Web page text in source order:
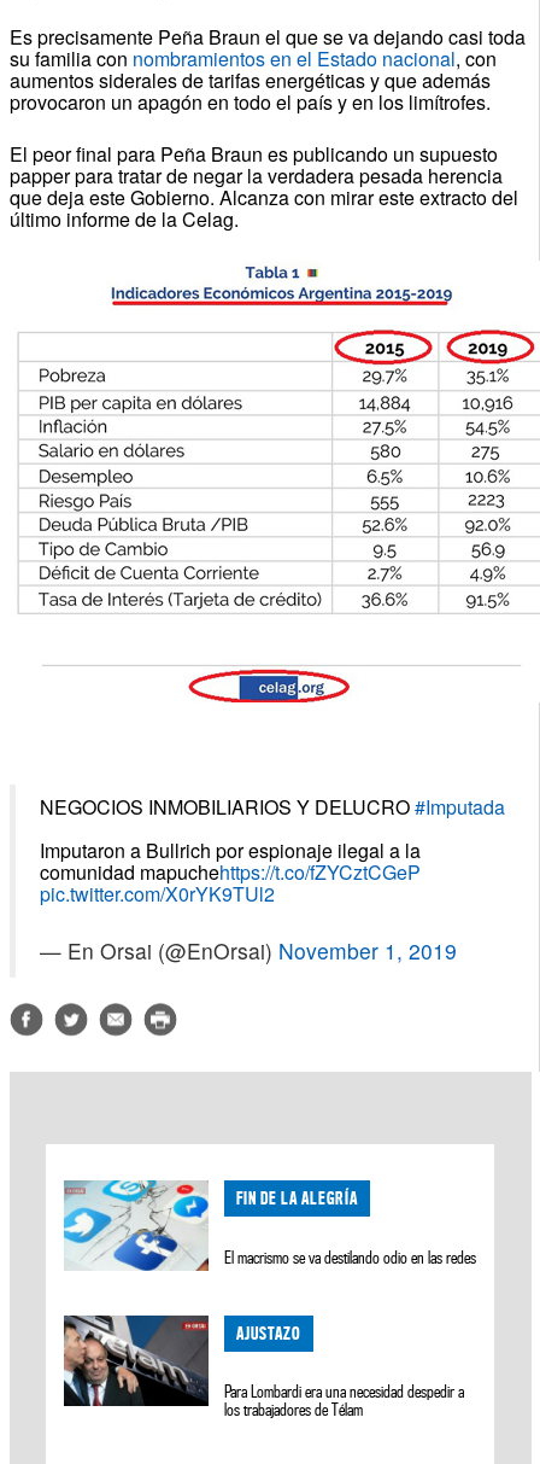
Es precisamente Peña Braun el que se va dejando casi toda
su familia con nombramientos en el Estado nacional, con
aumentos siderales de tarifas energéticas y que además
provocaron un apagón en todo el país y en los limítrofes.
El peor final para Peña Braun es publicando un supuesto
papper para tratar de negar la verdadera pesada herencia
que deja este Gobierno. Alcanza con mirar este extracto del
último informe de la Celag.
NEGOCIOS INMOBILIARIOS Y DELUCRO#Imputada
Imputaron a Bullrich por espionaje ilegal a la
comunidad mapuchehttps://t.co/fZYCztCGeP
pic.twitter.com/X0rYK9TUl2
— En Orsai (@EnOrsai) November 1, 2019
FIN DE LA ALEGRÍA
El macrismo se va destilando odio en las redes
AJUSTAZO
Para Lombardi era una necesidad despedir a
los trabajadores de Télam